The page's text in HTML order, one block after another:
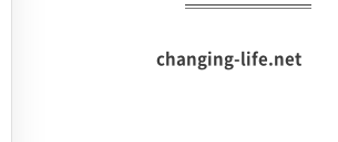
changing-life.net